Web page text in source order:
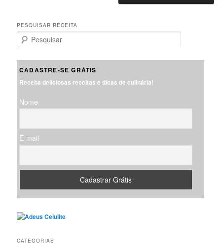
PESQUISAR RECEITA
e
u
a
CADASTRE-SE GRÁTIS
Receba deliciosas receitas e dicas de culinária!
Nome
E-mail
CATEGORIAS